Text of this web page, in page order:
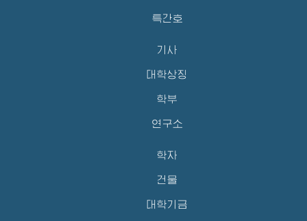
특간호
기사
대학상징
학부
연구소
학자
건물
대학기금